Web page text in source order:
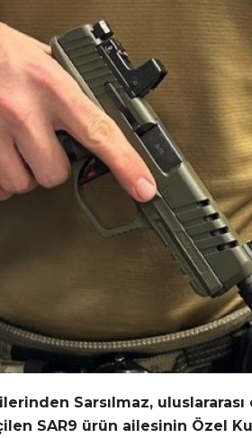
Sarsılmaz,
SAR9 ürün ailesinin Özel